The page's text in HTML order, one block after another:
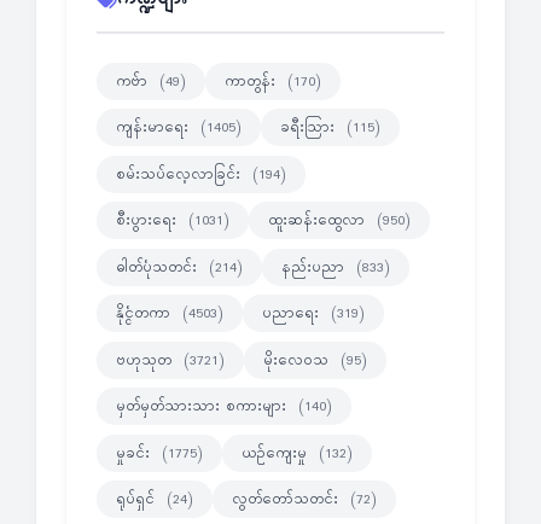
ကဗ်ာ (49) ကာတွန်း (170)
ကျန်းမာရေး (1405) ခရီးသြား (115)
စမ်းသပ်လေ့လာခြင်း (194)
စီးပွားရေး (1031) ထူးဆန်းထွေလာ (950)
ဓါတ်ပုံသတင်း (214) နည်းပညာ (833)
နိုင္ငံတကာ (4503) ပညာရေး (319)
ဗဟုသုတ (3721) မိုးလေဝသ (95)
မှတ်မှတ်သားသား စကားများ (140)
မှုခင်း (1775) ယဉ်ကျေးမှု (132)
ရုပ်ရှင် (24) လွတ်တော်သတင်း (72)